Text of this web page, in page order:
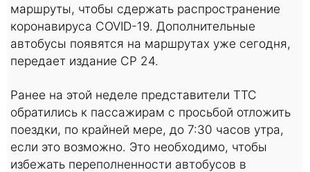
маршруты, чтобы сдержать распространение
коронавируса COVID-19. Дополнительные
автобусы появятся на маршрутах уже сегодня,
передает издание CP 24.
Ранее на этой неделе представители TTC
обратились к пассажирам с просьбой отложить
поездки, по крайней мере, до 7:30 часов утра,
если это возможно. Это необходимо, чтобы
избежать переполненности автобусов в